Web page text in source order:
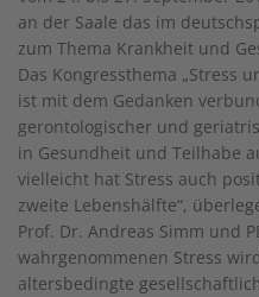
an der Saale das im
zum Thema Krankheit und
Das Kongressthema „Stress
ist mit dem Gedanken
gerontologischer und
in Gesundheit und Teilhabe
vielleicht hat Stress auch
zweite Lebenshälfte“,
Prof. Dr. Andreas Simm und
wahrgenommenen Stress
altersbedingte